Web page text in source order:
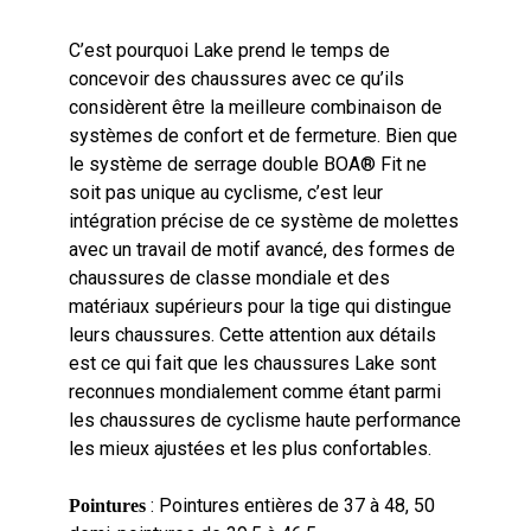
C’est pourquoi Lake prend le temps de
concevoir des chaussures avec ce qu’ils
considèrent être la meilleure combinaison de
systèmes de confort et de fermeture. Bien que
le système de serrage double BOA® Fit ne
soit pas unique au cyclisme, c’est leur
intégration précise de ce système de molettes
avec un travail de motif avancé, des formes de
chaussures de classe mondiale et des
matériaux supérieurs pour la tige qui distingue
leurs chaussures. Cette attention aux détails
est ce qui fait que les chaussures Lake sont
reconnues mondialement comme étant parmi
les chaussures de cyclisme haute performance
les mieux ajustées et les plus confortables.
Pointures : Pointures entières de 37 à 48, 50